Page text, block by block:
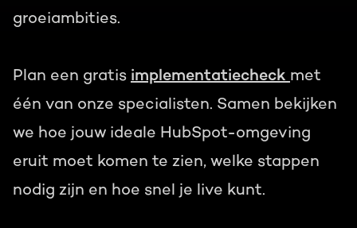
groeiambities.
Plan een gratis implementatiecheck met
één van onze specialisten. Samen bekijken
we hoe jouw ideale HubSpot-omgeving
eruit moet komen te zien, welke stappen
nodig zijn en hoe snel je live kunt.